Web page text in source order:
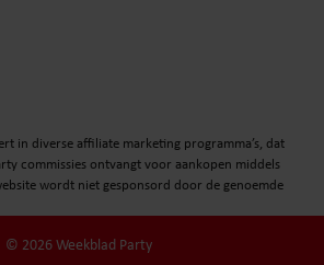
in diverse affiliate marketing programma’s, dat
commissies ontvangt voor aankopen middels
wordt niet gesponsord door de genoemde
© 2026 Weekblad Party